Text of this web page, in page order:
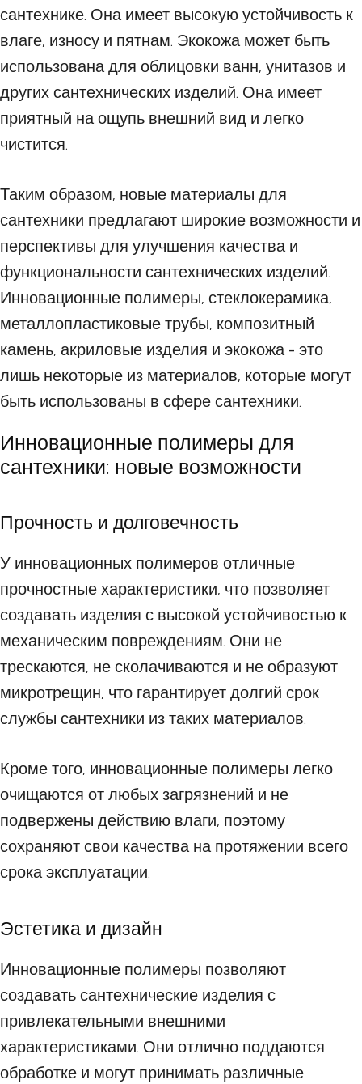
сантехнике. Она имеет высокую устойчивость к
влаге, износу и пятнам. Экокожа может быть
использована для облицовки ванн, унитазов и
других сантехнических изделий. Она имеет
приятный на ощупь внешний вид и легко
чистится.
Таким образом, новые материалы для
сантехники предлагают широкие возможности и
перспективы для улучшения качества и
функциональности сантехнических изделий.
Инновационные полимеры, стеклокерамика,
металлопластиковые трубы, композитный
камень, акриловые изделия и экокожа - это
лишь некоторые из материалов, которые могут
быть использованы в сфере сантехники.
Инновационные полимеры для
сантехники: новые возможности
Прочность и долговечность
У инновационных полимеров отличные
прочностные характеристики, что позволяет
создавать изделия с высокой устойчивостью к
механическим повреждениям. Они не
трескаются, не сколачиваются и не образуют
микротрещин, что гарантирует долгий срок
службы сантехники из таких материалов.
Кроме того, инновационные полимеры легко
очищаются от любых загрязнений и не
подвержены действию влаги, поэтому
сохраняют свои качества на протяжении всего
срока эксплуатации.
Эстетика и дизайн
Инновационные полимеры позволяют
создавать сантехнические изделия с
привлекательными внешними
характеристиками. Они отлично поддаются
обработке и могут принимать различные